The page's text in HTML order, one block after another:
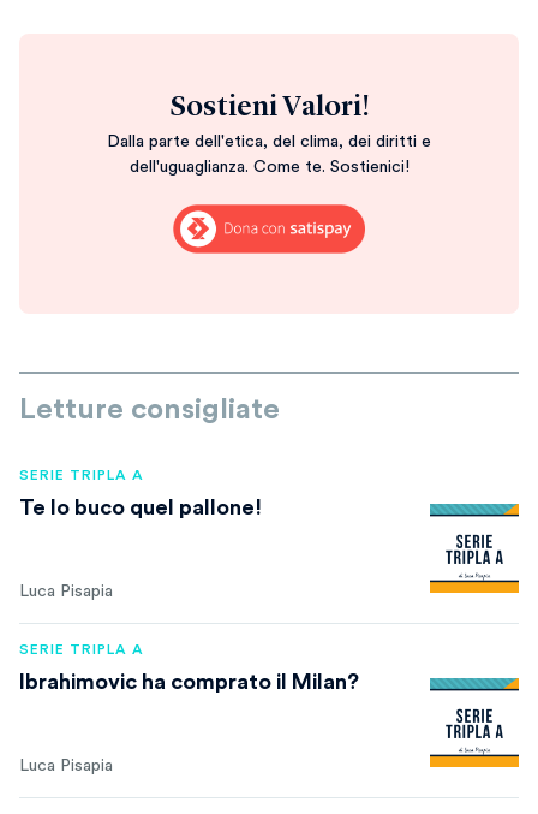
Sostieni Valori!
Dalla parte dell'etica, del clima, dei diritti e
dell'uguaglianza. Come te. Sostienici!
Letture consigliate
SERIE TRIPLA A
Te lo buco quel pallone!
Luca Pisapia
SERIE TRIPLA A
Ibrahimovic ha comprato il Milan?
Luca Pisapia